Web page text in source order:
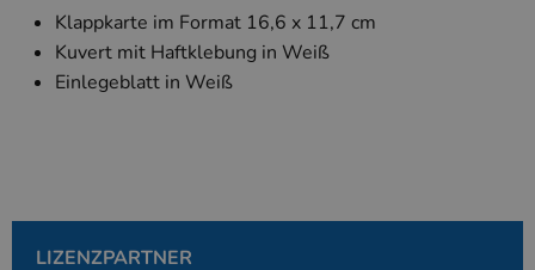
Klappkarte im Format 16,6 x 11,7 cm
Kuvert mit Haftklebung in Weiß
Einlegeblatt in Weiß
LIZENZPARTNER
Domäne
Ablaufdatum
PHPSESSID
PHP.net
www.kallos.de
generierte